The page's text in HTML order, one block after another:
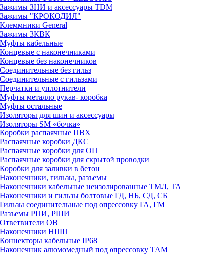
Зажимы ЗНИ и аксессуары TDM
Зажимы "КРОКОДИЛ"
Клеммники General
Зажимы 3КВК
Муфты кабельные
Концевые с наконечниками
Концевые без наконечников
Соединительные без гильз
Соединительные с гильзами
Перчатки и уплотнители
Муфты металло рукав- коробка
Муфты остальные
Изоляторы для шин и аксессуары
Изоляторы SM «бочка»
Коробки распаячные ПВХ
Распаячные коробки ДКС
Распаячные коробки для ОП
Распаячные коробки для скрытой проводки
Коробки для заливки в бетон
Наконечники, гильзы, разъемы
Наконечники кабельные неизолированные ТМЛ, ТА
Наконечники и гильзы болтовые ГД, НБ, СД, СБ
Гильзы соединительные под опрессовку ГА, ГМ
Разъемы РПИ, РШИ
Ответвители ОВ
Наконечники НШП
Коннекторы кабельные IP68
Наконечник алюмомедный под опрессовку ТАМ